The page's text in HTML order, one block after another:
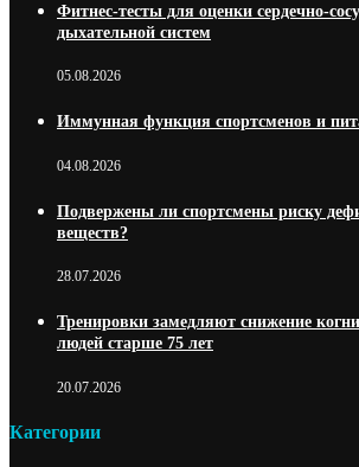
Фитнес-тесты для оценки сердечно-
дыхательной систем
05.08.2026
Иммунная функция спортсменов и
04.08.2026
Подвержены ли спортсмены риску
веществ?
28.07.2026
Тренировки замедляют снижение
людей старше 75 лет
20.07.2026
Категории